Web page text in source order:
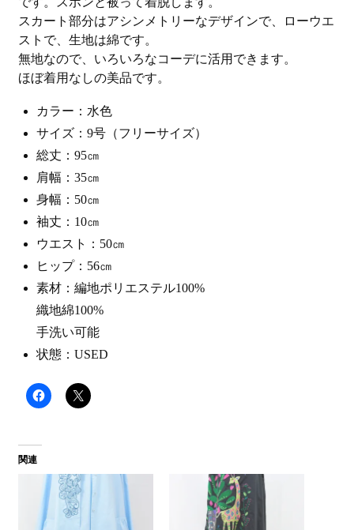
スカート部分はアシンメトリーなデザインで、ローウエ
ストで、生地は綿です。
無地なので、いろいろなコーデに活用できます。
ほぼ着用なしの美品です。
カラー：水色
サイズ：9号（フリーサイズ）
総丈：95㎝
肩幅：35㎝
身幅：50㎝
袖丈：10㎝
ウエスト：50㎝
ヒップ：56㎝
素材：編地ポリエステル100%
織地綿100%
手洗い可能
状態：USED
関連